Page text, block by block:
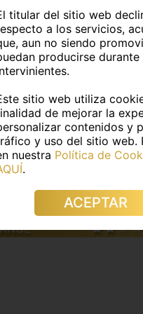
FÍSICOS
pelo: Castaño
No
IDIOMAS
titular del sitio web
a los servicios,
aun no siendo
producirse
sitio web utiliza
de mejorar la
contenidos y
y uso del sitio web.
nuestra Política de
.
ACEPTAR